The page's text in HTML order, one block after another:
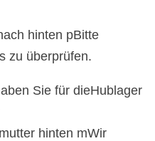
mit
TOYOTA/FORD-
Sie einen
Teilbedarf haben,
kontaktieren!
hinten pBitte
zu überprüfen.
Sie für dieHublager
hinten mWir